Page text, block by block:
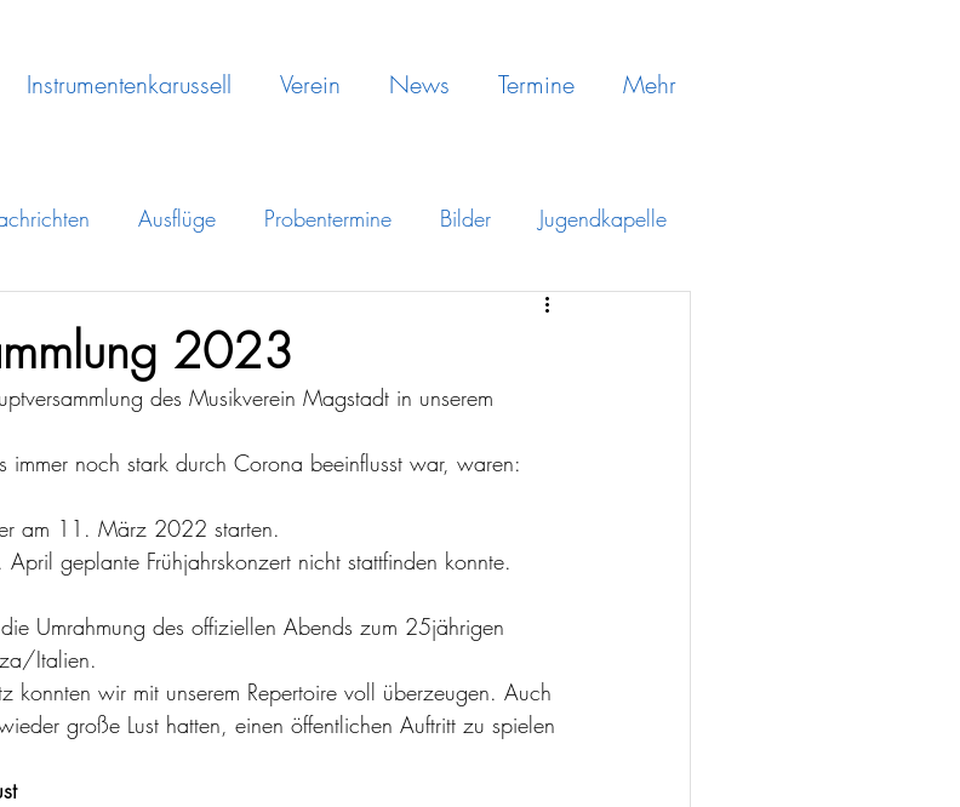
Instrumentenkarussell Verein News Termine Mehr
Ausflüge Probentermine Bilder Jugendkapelle
2023
des Musikverein Magstadt in unserem
noch stark durch Corona beeinflusst war, waren:
am 11. März 2022 starten.
geplante Frühjahrskonzert nicht stattfinden konnte.
Italien.
große Lust hatten, einen öffentlichen Auftritt zu spielen